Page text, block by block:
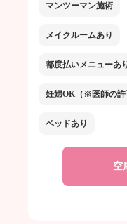
マンツーマン施術
メイクルームあり
都度払いメニューあ
妊婦OK（※医師の許
ベッドあり
空